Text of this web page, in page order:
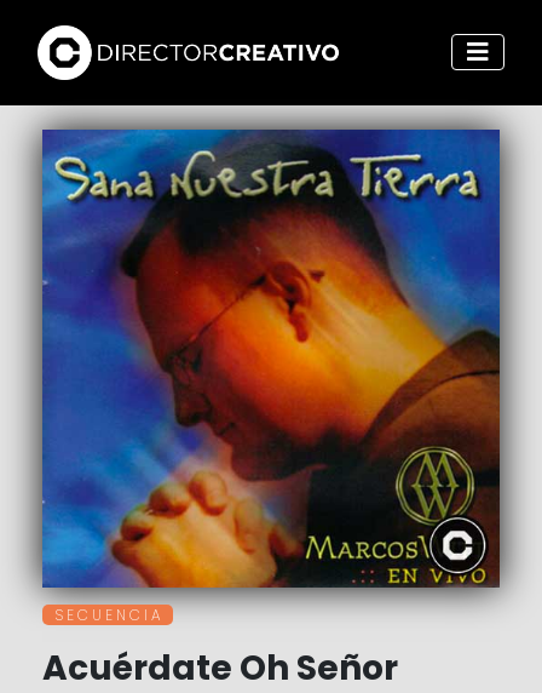
S E C U E N C I A
Acuérdate Oh Señor